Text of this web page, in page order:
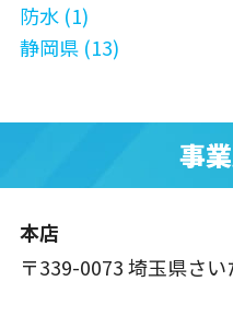
防水 (1)
静岡県 (13)
事
本店
〒339-0073 埼玉県さ